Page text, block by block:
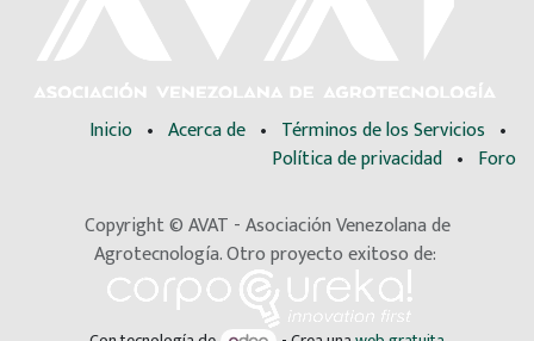
Inicio • Acerca de • Términos de los Servicios •
Política de privacidad • Foro
Copyright © AVAT - Asociación Venezolana de
Agrotecnología. Otro proyecto exitoso de: